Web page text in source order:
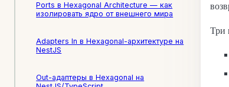
Ports в Hexagonal Architecture — как
изолировать ядро от внешнего мира
Adapters In в Hexagonal-архитектуре на
NestJS
Out-адаптеры в Hexagonal на
Три